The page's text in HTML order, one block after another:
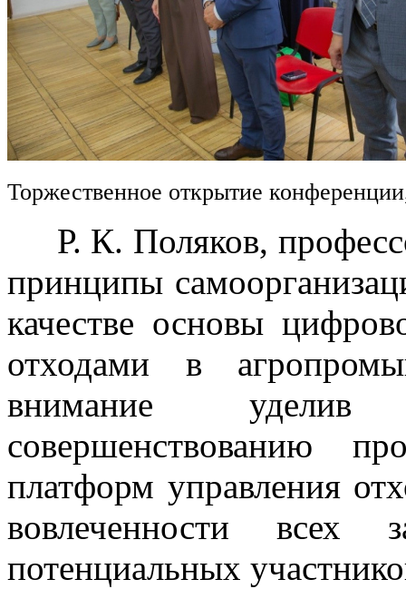
Торжественное открытие
Р. К. Поляков,
принципы
качестве основы
отходами в
внимание уделив
совершенствованию
платформ управления
вовлеченности всех
потенциальных